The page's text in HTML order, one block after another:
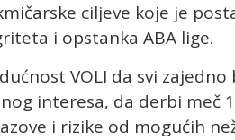
ciljeve koje je
i opstanka ABA lige.
VOLI da svi
interesa, da derbi meč
i rizike od mogućih